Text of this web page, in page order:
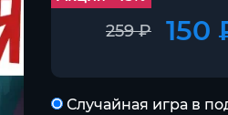
259 ₽ 150
Случайная игра в